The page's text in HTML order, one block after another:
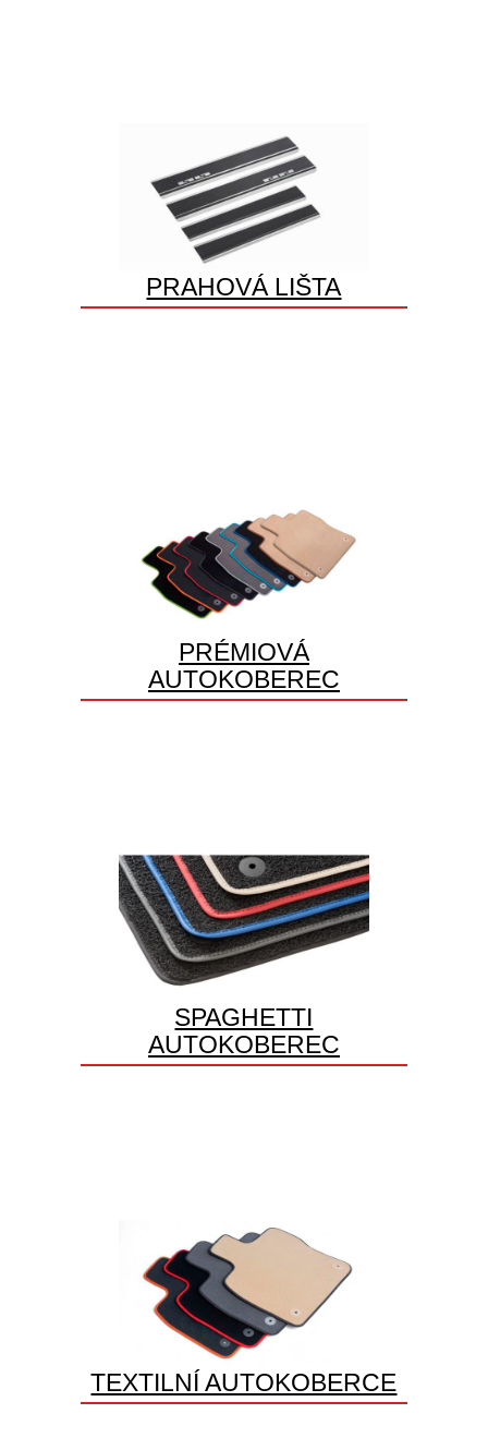
PRAHOVÁ LIŠTA
PRÉMIOVÁ
AUTOKOBEREC
SPAGHETTI
AUTOKOBEREC
TEXTILNÍ AUTOKOBERCE